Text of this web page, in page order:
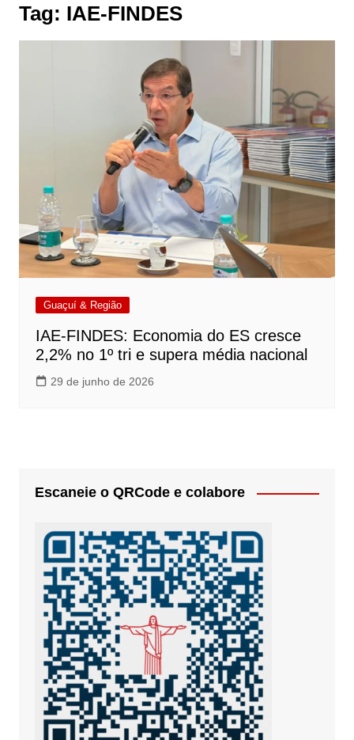
Tag: IAE-FINDES
Guaçuí & Região
IAE-FINDES: Economia do ES cresce
2,2% no 1º tri e supera média nacional
29 de junho de 2026
Escaneie o QRCode e colabore